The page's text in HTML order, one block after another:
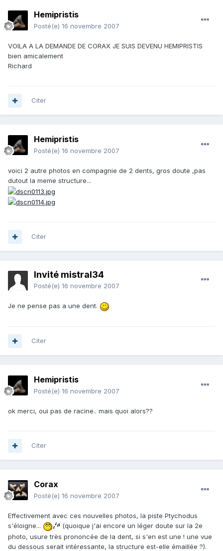
Hemipristis
Posté(e) 16 novembre 2007
VOILA A LA DEMANDE DE CORAX JE SUIS DEVENU HEMIPRISTIS
bien amicalement
Richard
Citer
Hemipristis
Posté(e) 16 novembre 2007
voici 2 autre photos en compagnie de 2 dents, gros doute ,pas
dutout la meme structure...
Citer
Invité mistral34
Posté(e) 16 novembre 2007
Je ne pense pas a une dent.
Citer
Hemipristis
Posté(e) 16 novembre 2007
ok merci, oui pas de racine.. mais quoi alors??
Citer
Corax
Posté(e) 16 novembre 2007
Effectivement avec ces nouvelles photos, la piste Ptychodus
s'éloigne...
(quoique j'ai encore un léger doute sur la 2e
photo, usure très prononcée de la dent, si s'en est une ! une vue
du dessous serait intéressante, la structure est-elle émaillée ?).